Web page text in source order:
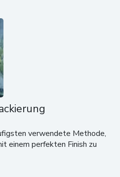
verwendete Methode,
einem perfekten Finish zu